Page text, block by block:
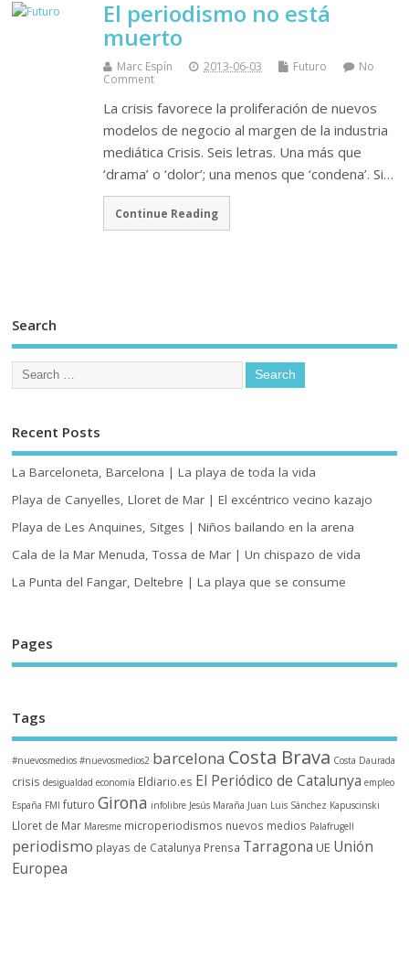
El periodismo no está
muerto
Marc Espín 2013-06-03 Futuro
No
Comment
La crisis favorece la proliferación de nuevos
modelos de negocio al margen de la industria
mediática Crisis. Seis letras. Una más que
‘drama’ o ‘dolor’; una menos que ‘condena’. Si…
Continue Reading
Search
Recent Posts
La Barceloneta, Barcelona | La playa de toda la vida
Playa de Canyelles, Lloret de Mar | El excéntrico vecino kazajo
Playa de Les Anquines, Sitges | Niños bailando en la arena
Cala de la Mar Menuda, Tossa de Mar | Un chispazo de vida
La Punta del Fangar, Deltebre | La playa que se consume
Pages
Tags
#nuevosmedios #nuevosmedios2 barcelona Costa Brava Costa Daurada
crisis desigualdad economía Eldiario.es El Periódico de Catalunya empleo
España FMI futuro Girona infolibre Jesús Maraña Juan Luis Sánchez Kapuscinski
Lloret de Mar Maresme microperiodismos nuevos medios Palafrugell
periodismo playas de Catalunya Prensa Tarragona UE Unión
Europea